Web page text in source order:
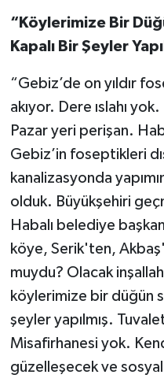
“Köylerimize Bir
Kapalı Bir Şeyler
“Gebiz’de on yıldır
akıyor. Dere ıslahı
Pazar yeri perişan.
Gebiz’in foseptikleri
kanalizasyonda
olduk. Büyükşehiri
Habalı belediye
köye, Serik'ten,
muydu? Olacak
köylerimize bir düğün
şeyler yapılmış.
Misafirhanesi yok.
güzelleşecek ve